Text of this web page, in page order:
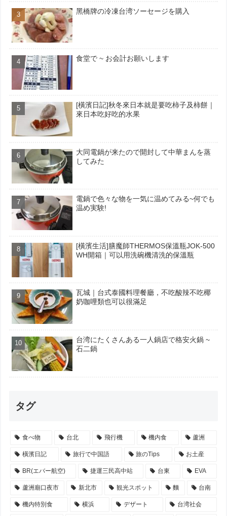
黑橋牌の冷凍台湾ソーセージを購入
食堂で ~ お会計お願いします
[橫濱日記]秋冬來日本就是要吃柿子及柿餅｜
來日本吃好吃的水果
大同電鍋が来たので開封して中華まんを蒸
してみた
電鍋で色々な物を一気に温めてみる~何でも
温め実験!
[橫濱生活]膳魔師THERMOS保溫瓶JOK-500
WH開箱｜可以用洗碗機清洗的保溫瓶
瓦城｜台式泰國料理餐廳，不吃酸辣不吃椰
奶咖哩類也可以很滿足
台湾にたくさんある一人鍋店で格安火鍋 ~
石二鍋
タグ
食べ物 台北 飛行機 機内食 蘆洲
橫濱日記 旅行で中国語 旅のTips お土産
BR(エバー航空) 捷運三民高中站 台東 EVA
蘆洲廟口夜市 新北市 観光スポット 麵 台南
機内特別食 横浜 デザート 台湾社会